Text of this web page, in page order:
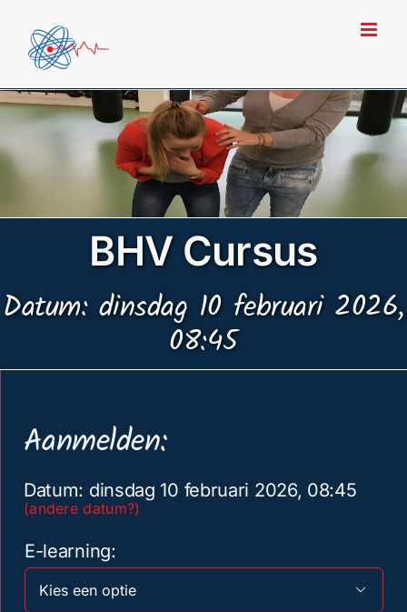
naar
inhoud
BHV Cursus
Datum: dinsdag 10 februari 2026,
08:45
Aanmelden:
Datum: dinsdag 10 februari 2026, 08:45
(andere datum?)
E-learning
